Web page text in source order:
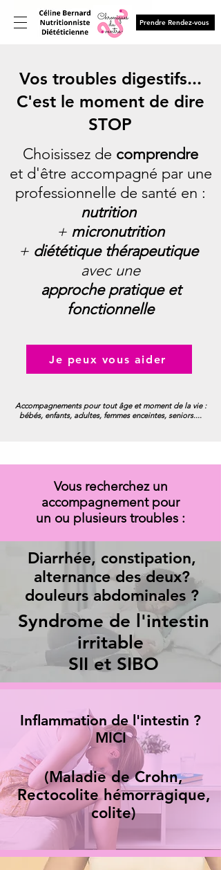
Prendre Rendez-vous
Vos troubles digestifs...
C'est le moment de dire
STOP
Choisissez de comprendre
et d'être accompagné par une
professionnelle de santé en :
nutrition
+ micronutrition
+ diététique thérapeutique
avec une
approche pratique et
fonctionnelle
Je peux vous aider
Accompagnements pour tout âge et moment de la vie :
bébés, enfants, adultes, femmes enceintes, seniors....
Vous recherchez un
accompagnement pour
un ou plusieurs troubles :
Diarrhée, constipation,
alternance des deux?
douleurs abdominales ?
Syndrome de l'intestin
irritable
SII et SIBO
Inflammation de l'intestin ?
MICI
(Maladie de Crohn,
Rectocolite hémorragique,
colite)